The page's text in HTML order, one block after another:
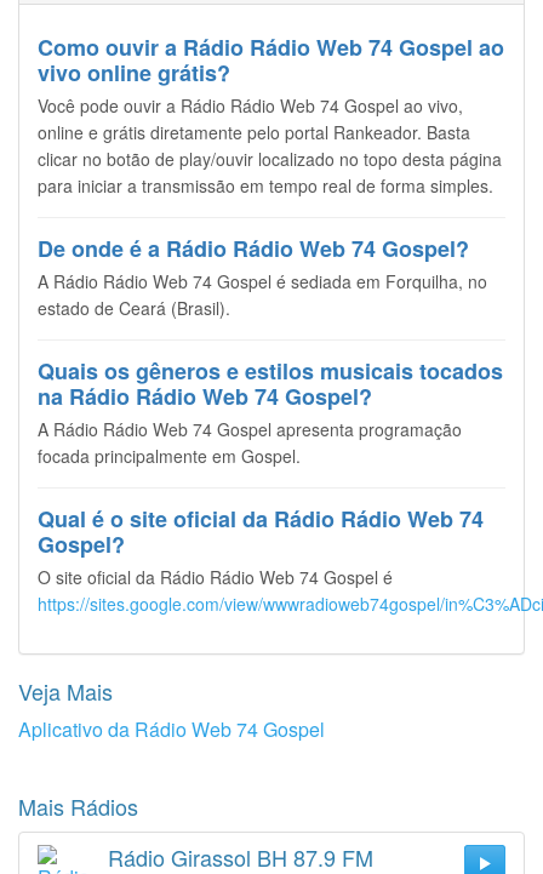
Como ouvir a Rádio Rádio Web 74 Gospel ao
vivo online grátis?
Você pode ouvir a Rádio Rádio Web 74 Gospel ao vivo,
online e grátis diretamente pelo portal Rankeador. Basta
clicar no botão de play/ouvir localizado no topo desta página
para iniciar a transmissão em tempo real de forma simples.
De onde é a Rádio Rádio Web 74 Gospel?
A Rádio Rádio Web 74 Gospel é sediada em Forquilha, no
estado de Ceará (Brasil).
Quais os gêneros e estilos musicais tocados
na Rádio Rádio Web 74 Gospel?
A Rádio Rádio Web 74 Gospel apresenta programação
focada principalmente em Gospel.
Qual é o site oficial da Rádio Rádio Web 74
Gospel?
O site oficial da Rádio Rádio Web 74 Gospel é
https://sites.google.com/view/wwwradioweb74gospel/
Veja Mais
Aplicativo da Rádio Web 74 Gospel
Mais Rádios
Rádio Girassol BH 87.9 FM